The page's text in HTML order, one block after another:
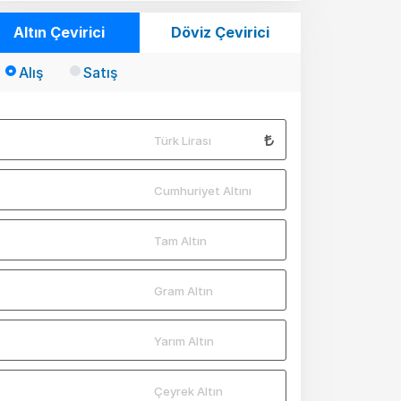
Altın Çevirici Döviz Çevirici
Alış Satış
Türk Lirası
Cumhuriyet Altını
Tam Altın
Gram Altın
Yarım Altın
Çeyrek Altın